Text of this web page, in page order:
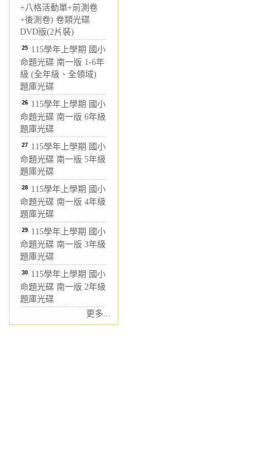
+八格活動單+前測卷
+後測卷) 卷類光碟
DVD版(2片裝)
25 115學年上學期 國小
命題光碟 南一版 1-6年
級 (全年級、全領域)
題庫光碟
26 115學年上學期 國小
命題光碟 南一版 6年級
題庫光碟
27 115學年上學期 國小
命題光碟 南一版 5年級
題庫光碟
28 115學年上學期 國小
命題光碟 南一版 4年級
題庫光碟
29 115學年上學期 國小
命題光碟 南一版 3年級
題庫光碟
30 115學年上學期 國小
命題光碟 南一版 2年級
題庫光碟
更多...